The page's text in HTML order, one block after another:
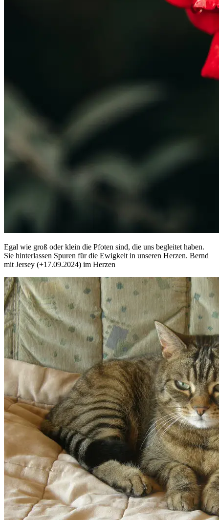
Egal wie groß oder klein die Pfoten sind, die uns begleitet haben.
Sie hinterlassen Spuren für die Ewigkeit in unseren Herzen. Bernd
mit Jersey (+17.09.2024) im Herzen